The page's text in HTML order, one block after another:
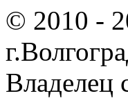
© 2010 -